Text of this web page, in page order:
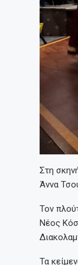
Στη
Άννα
Τον
Νέος
Τα